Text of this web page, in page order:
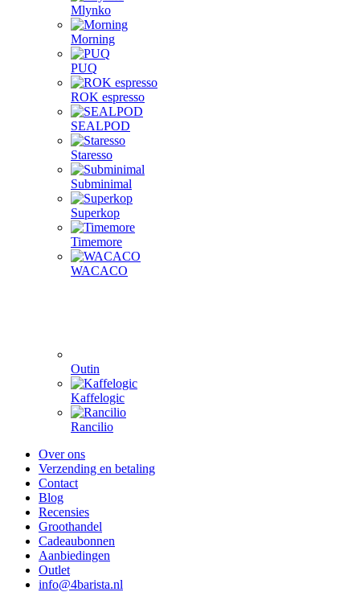
Mlynko
Morning
PUQ
ROK espresso
SEALPOD
Staresso
Subminimal
Superkop
Timemore
WACACO
Outin
Kaffelogic
Rancilio
Over ons
Verzending en betaling
Contact
Blog
Recensies
Groothandel
Cadeaubonnen
Aanbiedingen
Outlet
info@4barista.nl